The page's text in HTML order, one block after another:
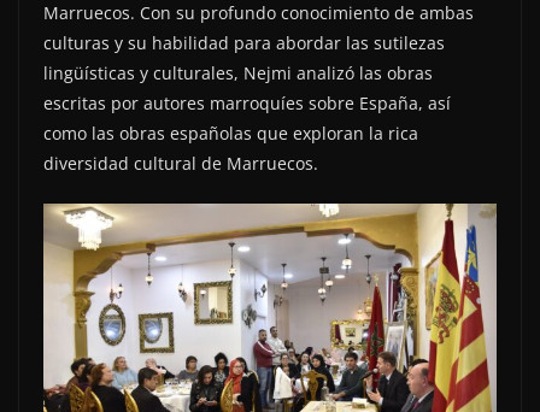
Marruecos. Con su profundo conocimiento de ambas
culturas y su habilidad para abordar las sutilezas
lingüísticas y culturales, Nejmi analizó las obras
escritas por autores marroquíes sobre España, así
como las obras españolas que exploran la rica
diversidad cultural de Marruecos.